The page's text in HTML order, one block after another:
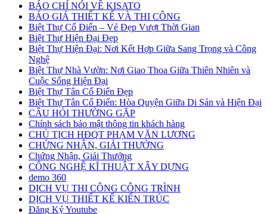
BÁO CHÍ NÓI VỀ KISATO
BÁO GIÁ THIẾT KẾ VÀ THI CÔNG
Biệt Thự Cổ Điển – Vẻ Đẹp Vượt Thời Gian
Biệt Thự Hiện Đại Đẹp
Biệt Thự Hiện Đại: Nơi Kết Hợp Giữa Sang Trọng và Công
Nghệ
Biệt Thự Nhà Vườn: Nơi Giao Thoa Giữa Thiên Nhiên và
Cuộc Sống Hiện Đại
Biệt Thự Tân Cổ Điển Đẹp
Biệt Thự Tân Cổ Điển: Hòa Quyện Giữa Di Sản và Hiện Đại
CÂU HỎI THƯỜNG GẶP
Chính sách bảo mật thông tin khách hàng
CHỦ TỊCH HĐQT PHẠM VĂN LƯƠNG
CHỨNG NHẬN, GIẢI THƯỞNG
Chứng Nhận, Giải Thưởng
CÔNG NGHỆ KĨ THUẬT XÂY DỰNG
demo 360
DỊCH VỤ THI CÔNG CÔNG TRÌNH
DỊCH VỤ THIẾT KẾ KIẾN TRÚC
Đăng Ký Youtube